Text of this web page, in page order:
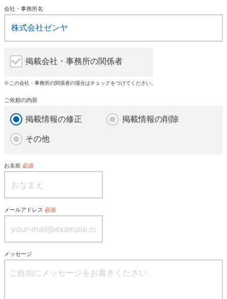
会社・事務所名
掲載会社・事務所の関係者
※この会社・事務所の関係者の場合はチェックをつけてください。
ご依頼の内容
掲載情報の修正 掲載情報の削除
その他
お名前 必須
メールアドレス 必須
メッセージ